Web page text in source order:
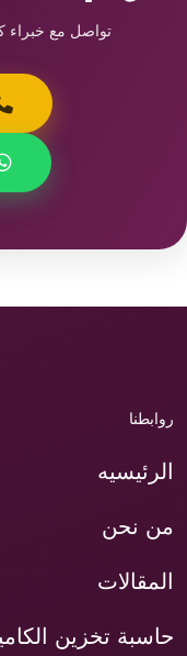
تواصل مع خبراء
روابطنا
الرئيسيه
من نحن
المقالات
حاسبة تخزين